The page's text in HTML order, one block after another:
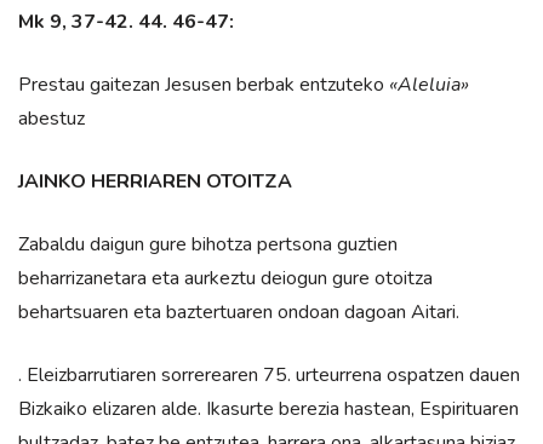
Mk 9, 37-42. 44. 46-47:
Prestau gaitezan Jesusen berbak entzuteko «Aleluia»
abestuz
JAINKO HERRIAREN OTOITZA
Zabaldu daigun gure bihotza pertsona guztien
beharrizanetara eta aurkeztu deiogun gure otoitza
behartsuaren eta baztertuaren ondoan dagoan Aitari.
. Eleizbarrutiaren sorrerearen 75. urteurrena ospatzen dauen
Bizkaiko elizaren alde. Ikasurte berezia hastean, Espirituaren